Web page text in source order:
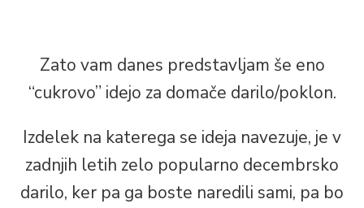
Zato vam danes predstavljam še eno
“cukrovo” idejo za domače darilo/poklon.
Izdelek na katerega se ideja navezuje, je v
zadnjih letih zelo popularno decembrsko
darilo, ker pa ga boste naredili sami, pa bo